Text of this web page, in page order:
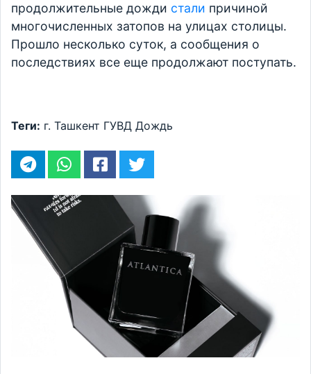
продолжительные дожди стали причиной
многочисленных затопов на улицах столицы.
Прошло несколько суток, а сообщения о
последствиях все еще продолжают поступать.
Теги: г. Ташкент ГУВД Дождь